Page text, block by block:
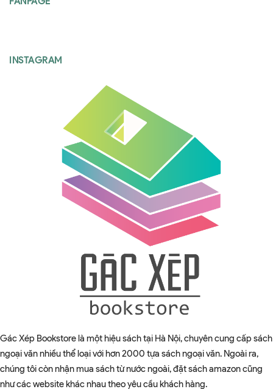
INSTAGRAM
Gác Xép Bookstore là một hiệu sách tại Hà Nội, chuyên cung cấp sách
ngoại văn nhiều thể loại với hơn 2000 tựa sách ngoại văn. Ngoài ra,
chúng tôi còn nhận mua sách từ nước ngoài, đặt sách amazon cũng
như các website khác nhau theo yêu cầu khách hàng.